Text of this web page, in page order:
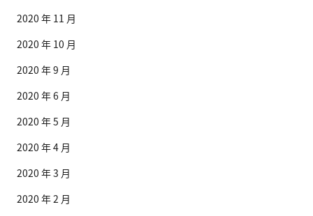
2020 年 11 月
2020 年 10 月
2020 年 9 月
2020 年 6 月
2020 年 5 月
2020 年 4 月
2020 年 3 月
2020 年 2 月